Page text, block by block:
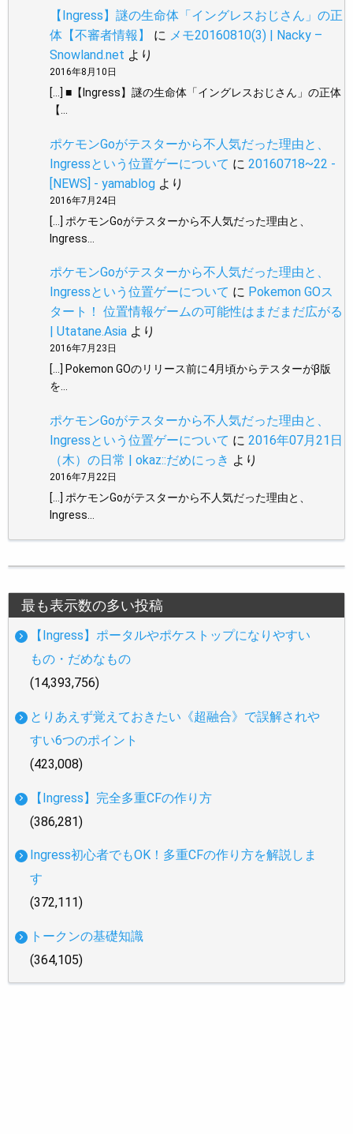
【Ingress】謎の生命体「イングレスおじさん」の正
体【不審者情報】
に メモ20160810(3) | Nacky –
Snowland.net より
2016年8月10日
[…] ■【Ingress】謎の生命体「イングレスおじさん」の正体
【…
ポケモンGoがテスターから不人気だった理由と、
Ingressという位置ゲーについて に 20160718~22 -
[NEWS] - yamablog より
2016年7月24日
[…] ポケモンGoがテスターから不人気だった理由と、
Ingress…
ポケモンGoがテスターから不人気だった理由と、
Ingressという位置ゲーについて に Pokemon GOス
タート！ 位置情報ゲームの可能性はまだまだ広がる
| Utatane.Asia より
2016年7月23日
[…] Pokemon GOのリリース前に4月頃からテスターがβ版
を…
ポケモンGoがテスターから不人気だった理由と、
Ingressという位置ゲーについて に 2016年07月21日
（木）の日常 | okaz::だめにっき より
2016年7月22日
[…] ポケモンGoがテスターから不人気だった理由と、
Ingress…
最も表示数の多い投稿
【Ingress】ポータルやポケストップになりやすい
もの・だめなもの
(14,393,756)
とりあえず覚えておきたい《超融合》で誤解されや
すい6つのポイント
(423,008)
【Ingress】完全多重CFの作り方
(386,281)
Ingress初心者でもOK！多重CFの作り方を解説しま
す
(372,111)
トークンの基礎知識
(364,105)